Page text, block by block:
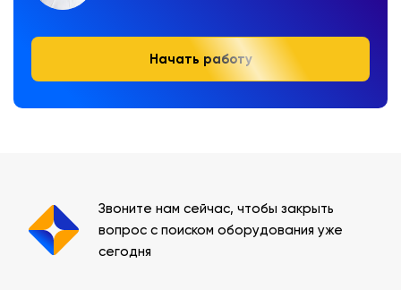
Начать работу
Звоните нам сейчас, чтобы закрыть
вопрос с поиском оборудования уже
сегодня